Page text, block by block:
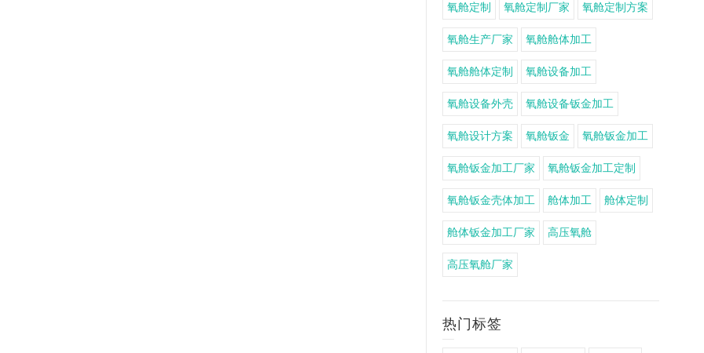
氧舱定制 氧舱定制厂家 氧舱定制方案
氧舱生产厂家 氧舱舱体加工
氧舱舱体定制 氧舱设备加工
氧舱设备外壳 氧舱设备钣金加工
氧舱设计方案 氧舱钣金 氧舱钣金加工
氧舱钣金加工厂家 氧舱钣金加工定制
氧舱钣金壳体加工 舱体加工 舱体定制
舱体钣金加工厂家 高压氧舱
高压氧舱厂家
热门标签